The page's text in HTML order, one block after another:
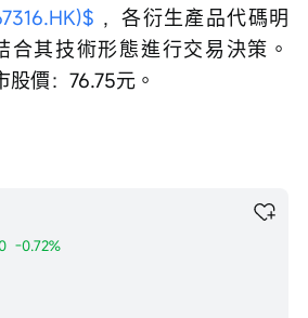
，各衍生產品代碼明
合其技術形態進行交易決策。
股價：76.75元。
-0.72%